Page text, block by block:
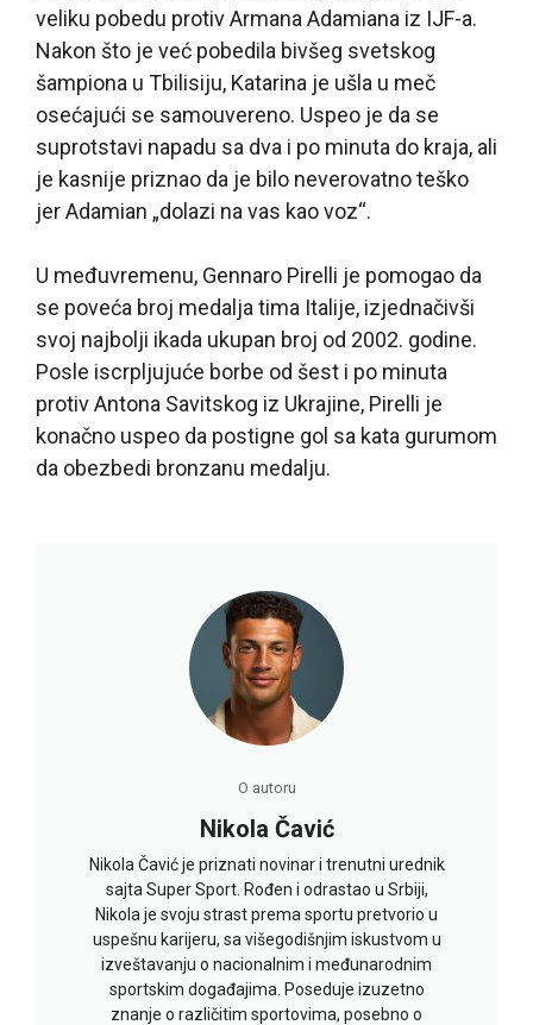
veliku pobedu protiv Armana Adamiana iz IJF-a.
Nakon što je već pobedila bivšeg svetskog
šampiona u Tbilisiju, Katarina je ušla u meč
osećajući se samouvereno. Uspeo je da se
suprotstavi napadu sa dva i po minuta do kraja, ali
je kasnije priznao da je bilo neverovatno teško
jer Adamian „dolazi na vas kao voz“.
U međuvremenu, Gennaro Pirelli je pomogao da
se poveća broj medalja tima Italije, izjednačivši
svoj najbolji ikada ukupan broj od 2002. godine.
Posle iscrpljujuće borbe od šest i po minuta
protiv Antona Savitskog iz Ukrajine, Pirelli je
konačno uspeo da postigne gol sa kata gurumom
da obezbedi bronzanu medalju.
O autoru
Nikola Čavić
Nikola Čavić je priznati novinar i trenutni urednik
sajta Super Sport. Rođen i odrastao u Srbiji,
Nikola je svoju strast prema sportu pretvorio u
uspešnu karijeru, sa višegodišnjim iskustvom u
izveštavanju o nacionalnim i međunarodnim
sportskim događajima. Poseduje izuzetno
znanje o različitim sportovima, posebno o